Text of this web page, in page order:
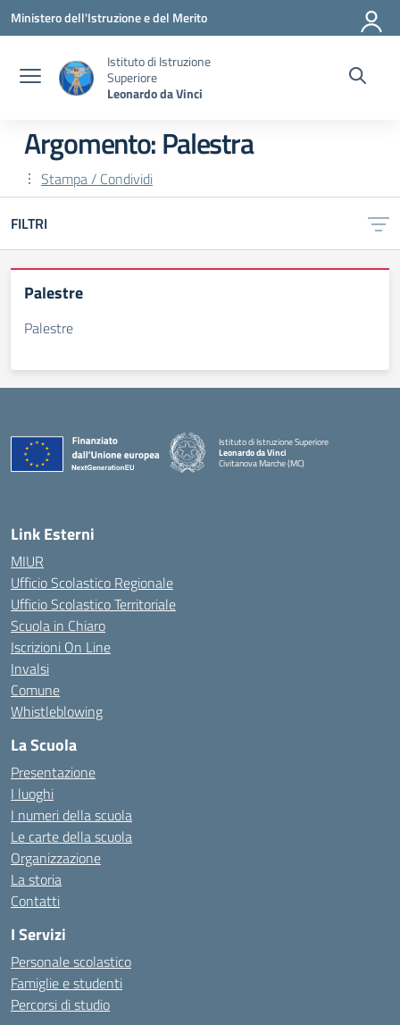
Vai ai contenuti
Vai al menu di navigazione
Vai al footer
Ministero dell'Istruzione e del Merito
Istituto di Istruzione
Superiore
Leonardo da Vinci
Argomento: Palestra
Stampa / Condividi
FILTRI
Palestre
Palestre
Istituto di Istruzione Superiore
Leonardo da Vinci
Civitanova Marche (MC)
Link Esterni
MIUR
Ufficio Scolastico Regionale
Ufficio Scolastico Territoriale
Scuola in Chiaro
Iscrizioni On Line
Invalsi
Comune
Whistleblowing
La Scuola
Presentazione
I luoghi
I numeri della scuola
Le carte della scuola
Organizzazione
La storia
Contatti
I Servizi
Personale scolastico
Famiglie e studenti
Percorsi di studio